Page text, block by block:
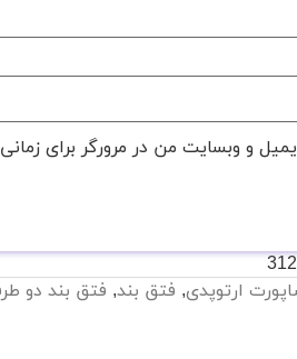
و وبسایت من در مرورگر برای
ارتوپدی, فتق بند, فتق بند دو